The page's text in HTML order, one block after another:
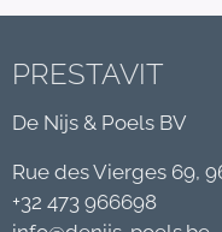
PRESTAVIT
De Nijs & Poels BV
Rue des Vierges 69,
+32 473 966698